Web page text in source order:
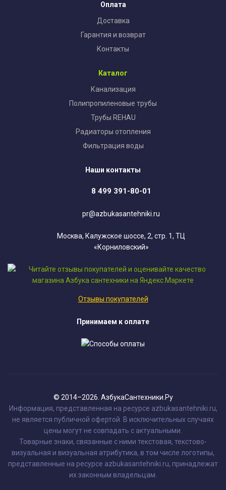
Оплата
Доставка
Гарантия и возврат
Контакты
Каталог
Канализация
Полипропиленовые трубы
Трубы REHAU
Радиаторы отопления
Фильтрация воды
Наши контакты
8 499 391-80-01
pr@azbukasantehniki.ru
Москва, Калужское шоссе, 2, стр. 1, ТЦ
«Корниловский»
Отзывы покупателей
Принимаем к оплате
© 2014–2026. АзбукаСантехники.Ру
Информация, представленная на ресурсе azbukasantehniki.ru,
не является публичной офертой. В исключительных случаях
цены могут не совпадать с актуальными.
Товарные знаки, связанные с ними текстовая, текстово-
визуальная и визуальная атрибутика, в том числе логотипы,
представленные на ресурсе azbukasantehniki.ru, принадлежат
их законным владельцам.